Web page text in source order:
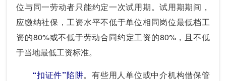
位与同一劳动者只能约定一次试用期。试用期期间，
应缴纳社保，工资水平不低于单位相同岗位最低档工
资的80%或不低于劳动合同约定工资的80%，且不低
于当地最低工资标准。
“扣证件”陷阱。有些用人单位或中介机构借保管